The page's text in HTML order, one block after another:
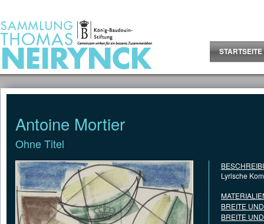
STARTSEITE
Antoine Mortier
Ohne Titel
Lyrische
BREITE
BREITE